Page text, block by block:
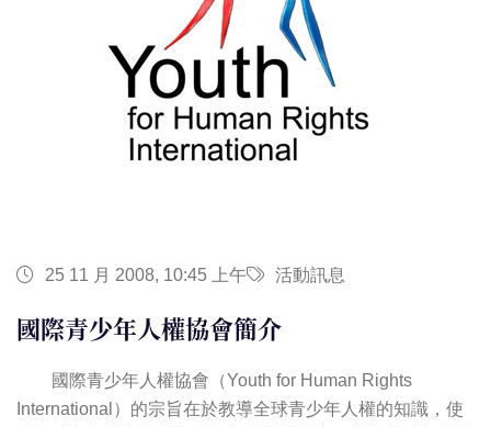
25 11 月 2008, 10:45 上午 活動訊息
國際青少年人權協會簡介
國際青少年人權協會（Youth for Human Rights
International）的宗旨在於教導全球青少年人權的知識，使